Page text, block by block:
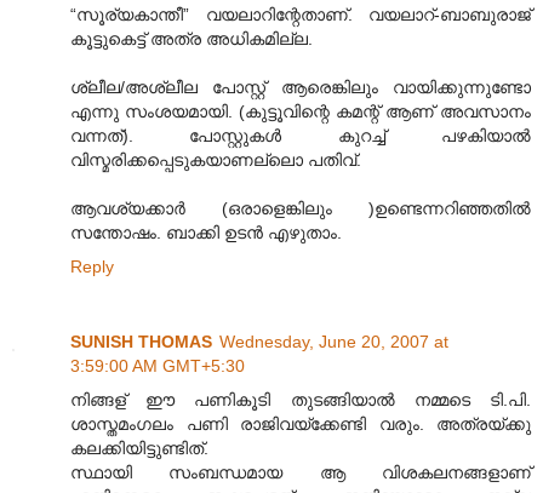
“സൂര്യകാന്തീ” വയലാറിന്റേതാണ്. വയലാറ്-ബാബുരാജ്
കൂട്ടുകെട്ട് അത്ര അധികമില്ല.
ശ്ലീല/അശ്ലീല പോസ്റ്റ് ആരെങ്കിലും വായിക്കുന്നുണ്ടോ
എന്നു സംശയമായി. (കുട്ടൂവിന്റെ കമന്റ് ആണ് അവസാനം
വന്നത്). പോസ്റ്റുകള്‍ കുറച്ച് പഴകിയാല്‍
വിസ്മരിക്കപ്പെടുകയാണല്ലൊ പതിവ്.
ആവശ്യക്കാര്‍ (ഒരാളെങ്കിലും )ഉണ്ടെന്നറിഞ്ഞതില്‍
സന്തോഷം. ബാക്കി ഉടന്‍ എഴുതാം.
Reply
SUNISH THOMAS Wednesday, June 20, 2007 at
3:59:00 AM GMT+5:30
നിങ്ങള് ഈ പണികൂടി തുടങ്ങിയാല്‍ നമ്മടെ ടി.പി.
ശാസ്തമംഗലം പണി രാജിവയ്ക്കേണ്ടി വരും. അത്രയ്ക്കു
കലക്കിയിട്ടുണ്ടിത്.
സ്ഥായി സംബന്ധമായ ആ വിശകലനങ്ങളാണ്